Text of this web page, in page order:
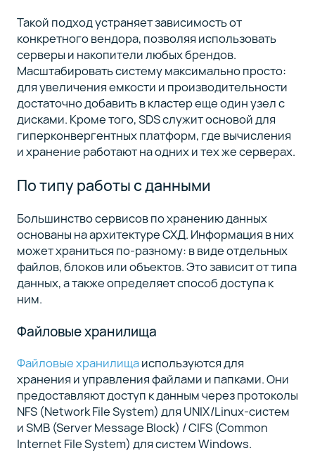
Такой подход устраняет зависимость от
конкретного вендора, позволяя использовать
серверы и накопители любых брендов.
Масштабировать систему максимально просто:
для увеличения емкости и производительности
достаточно добавить в кластер еще один узел с
дисками. Кроме того, SDS служит основой для
гиперконвергентных платформ, где вычисления
и хранение работают на одних и тех же серверах.
По типу работы с данными
Большинство сервисов по хранению данных
основаны на архитектуре СХД. Информация в них
может храниться по-разному: в виде отдельных
файлов, блоков или объектов. Это зависит от типа
данных, а также определяет способ доступа к
ним.
Файловые хранилища
Файловые хранилищаиспользуются для
хранения и управления файлами и папками. Они
предоставляют доступ к данным через протоколы
NFS (Network File System) для UNIX/Linux-систем
и SMB (Server Message Block) / CIFS (Common
Internet File System) для систем Windows.